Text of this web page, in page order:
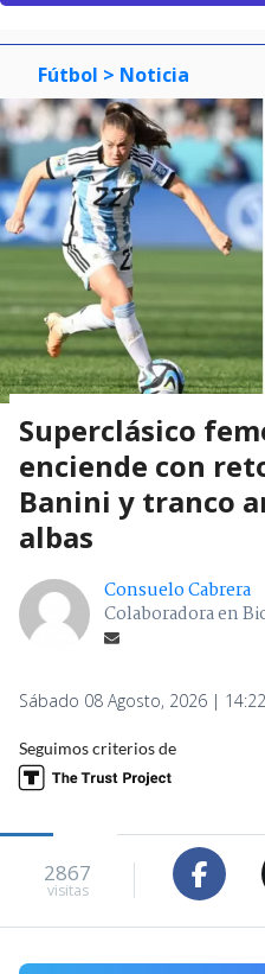
Fútbol > Noticia
Superclásico
enciende con
Banini y tranco
albas
Consuelo Cabrera
Colaboradora en
Sábado 08 Agosto, 2026 | 14:22
Seguimos criterios de
2867
visitas